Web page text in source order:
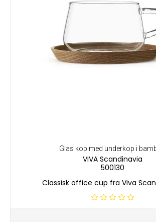
Glas kop med underkop i
VIVA Scandinavia
500130
Classisk office cup fra Viva